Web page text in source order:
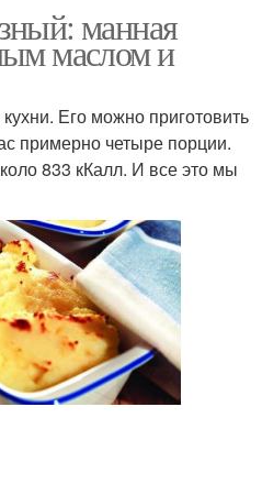
манная
маслом и
Его можно приготовить
примерно четыре порции.
833 кКалл. И все это мы